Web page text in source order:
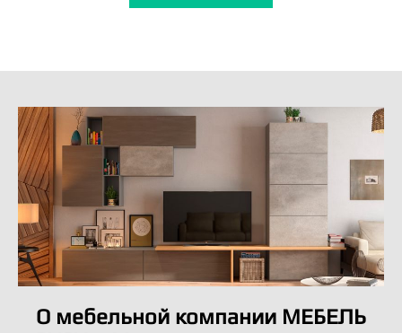
О мебельной компании МЕБЕЛЬ